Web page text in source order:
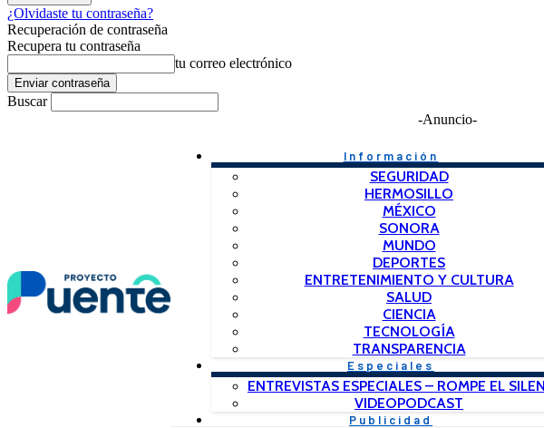
¿Olvidaste tu contraseña?
Recuperación de contraseña
Recupera tu contraseña
tu correo electrónico
Buscar
-Anuncio-
Información
SEGURIDAD
HERMOSILLO
MÉXICO
SONORA
MUNDO
DEPORTES
ENTRETENIMIENTO Y CULTURA
SALUD
CIENCIA
TECNOLOGÍA
TRANSPARENCIA
Especiales
ENTREVISTAS ESPECIALES – ROMPE EL
VIDEOPODCAST
Publicidad